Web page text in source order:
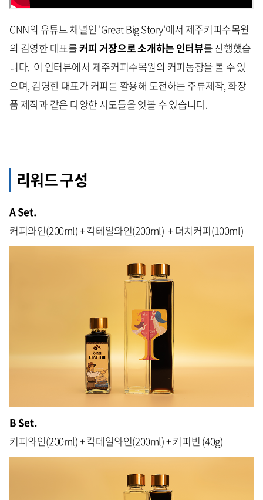
CNN의 유튜브 채널인 'Great Big Story'에서 제주커피수목원
의 김영한 대표를커피 거장으로 소개하는 인터뷰를 진행했습
니다. 이 인터뷰에서 제주커피수목원의 커피농장을 볼 수 있
으며, 김영한 대표가 커피를 활용해 도전하는 주류제작, 화장
품 제작과 같은 다양한 시도들을 엿볼 수 있습니다.
리워드 구성
A Set.
커피와인(200ml) + 칵테일와인(200ml) + 더치커피(100ml)
B Set.
커피와인(200ml) + 칵테일와인(200ml) + 커피빈 (40g)